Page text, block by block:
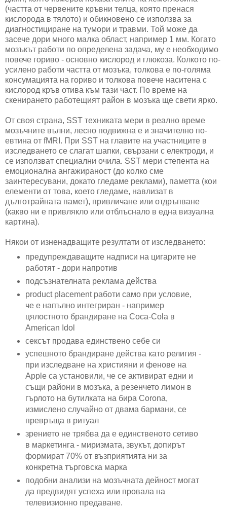
(частта от червените кръвни телца, която пренася
кислорода в тялото) и обикновено се използва за
диагностициране на тумори и травми. Той може да
засече дори много малка област, например 1 мм. Когато
мозъкът работи по определена задача, му е необходимо
повече гориво - основно кислород и глюкоза. Колкото по-
усилено работи частта от мозъка, толкова е по-голяма
консумацията на гориво и толкова повече наситена с
кислород кръв отива към тази част. По време на
скенирането работещият район в мозъка ще свети ярко.
От своя страна, SST техниката мери в реално време
мозъчните вълни, лесно подвижна е и значително по-
евтина от fMRI. При SST на главите на участниците в
изследването се слагат шапки, свързани с електроди, и
се използват специални очила. SST мери степента на
емоционална ангажираност (до колко сме
заинтересувани, докато гледаме реклами), паметта (кои
елементи от това, което гледаме, навлизат в
дълготрайната памет), привличане или отдръпване
(какво ни е привлякло или отблъснало в една визуална
картина).
Някои от изненадващите резултати от изследването:
предупреждаващите надписи на цигарите не
работят - дори напротив
подсъзнателната реклама действа
product placement работи само при условие,
че е напълно интегриран - например
цялостното брандиране на Coca-Cola в
American Idol
сексът продава единствено себе си
успешното брандиране действа като религия -
при изследване на християни и фенове на
Apple са установили, че се активират едни и
същи райони в мозъка, а резенчето лимон в
гърлото на бутилката на бира Corona,
измислено случайно от двама бармани, се
превръща в ритуал
зрението не трябва да е единственото сетиво
в маркетинга - миризмата, звукът, допирът
формират 70% от възприятията ни за
конкретна търговска марка
подобни анализи на мозъчната дейност могат
да предвидят успеха или провала на
телевизионно предаване.